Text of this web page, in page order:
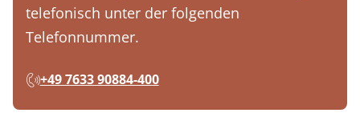
telefonisch unter der folgenden
Telefonnummer.
+49 7633 90884-400